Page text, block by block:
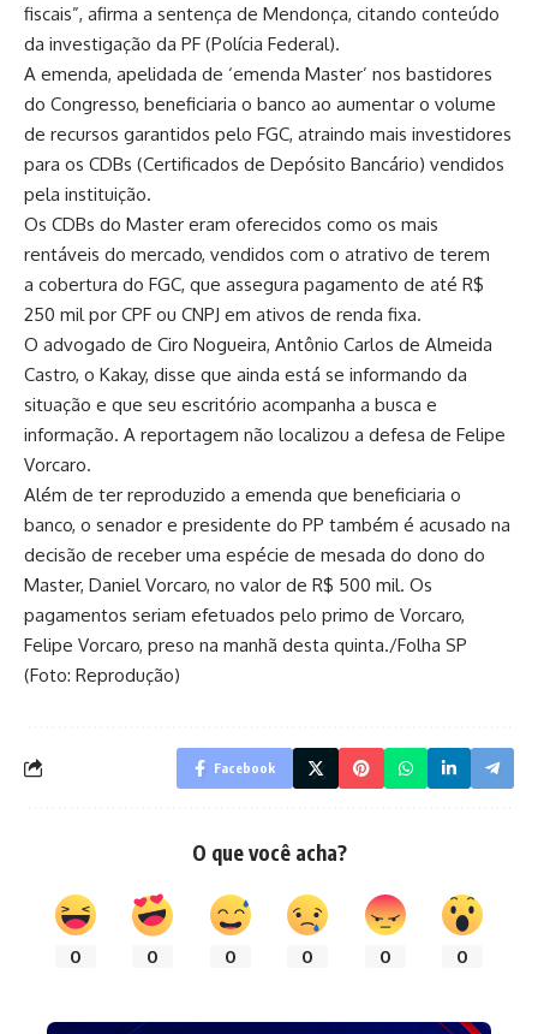
fiscais”, afirma a sentença de Mendonça, citando conteúdo
da investigação da PF (Polícia Federal).
A emenda, apelidada de ‘emenda Master’ nos bastidores
do Congresso, beneficiaria o banco ao aumentar o volume
de recursos garantidos pelo FGC, atraindo mais investidores
para os CDBs (Certificados de Depósito Bancário) vendidos
pela instituição.
Os CDBs do Master eram oferecidos como os mais
rentáveis do mercado, vendidos com o atrativo de terem
a cobertura do FGC, que assegura pagamento de até R$
250 mil por CPF ou CNPJ em ativos de renda fixa.
O advogado de Ciro Nogueira, Antônio Carlos de Almeida
Castro, o Kakay, disse que ainda está se informando da
situação e que seu escritório acompanha a busca e
informação. A reportagem não localizou a defesa de Felipe
Vorcaro.
Além de ter reproduzido a emenda que beneficiaria o
banco, o senador e presidente do PP também é acusado na
decisão de receber uma espécie de mesada do dono do
Master, Daniel Vorcaro, no valor de R$ 500 mil. Os
pagamentos seriam efetuados pelo primo de Vorcaro,
Felipe Vorcaro, preso na manhã desta quinta./Folha SP
(Foto: Reprodução)
Facebook
O que você acha?
0 0 0 0 0 0